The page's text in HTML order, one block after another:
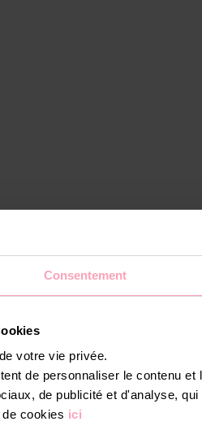
Consentement
votre vie privée.
de personnaliser le contenu
de publicité et d'analyse,
cookies ici